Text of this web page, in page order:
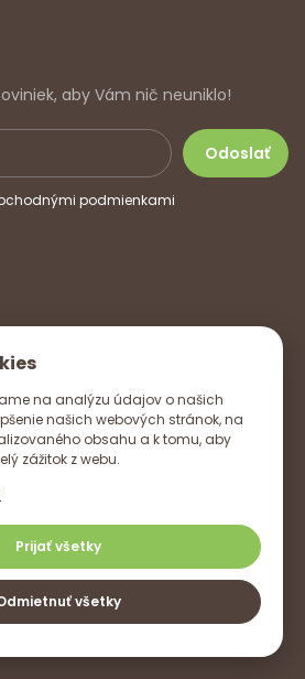
na analýzu údajov o našich
našich webových stránok, na
obsahu a k tomu, aby
zážitok z webu.
Prijať všetky
všetky
aby Vám nič neuniklo!
podmienkami
572 350,info@vitanella.sk